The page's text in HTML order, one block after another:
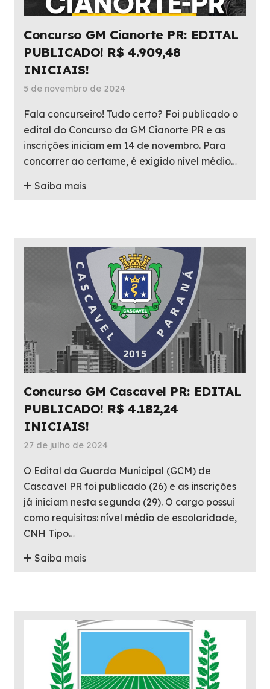
Concurso GM Cianorte PR: EDITAL
PUBLICADO! R$ 4.909,48
INICIAIS!
5 de novembro de 2024
Fala concurseiro! Tudo certo? Foi publicado o
edital do Concurso da GM Cianorte PR e as
inscrições iniciam em 14 de novembro. Para
concorrer ao certame, é exigido nível médio…
Saiba mais
Concurso GM Cascavel PR: EDITAL
PUBLICADO! R$ 4.182,24
INICIAIS!
27 de julho de 2024
O Edital da Guarda Municipal (GCM) de
Cascavel PR foi publicado (26) e as inscrições
já iniciam nesta segunda (29). O cargo possui
como requisitos: nível médio de escolaridade,
CNH Tipo…
Saiba mais